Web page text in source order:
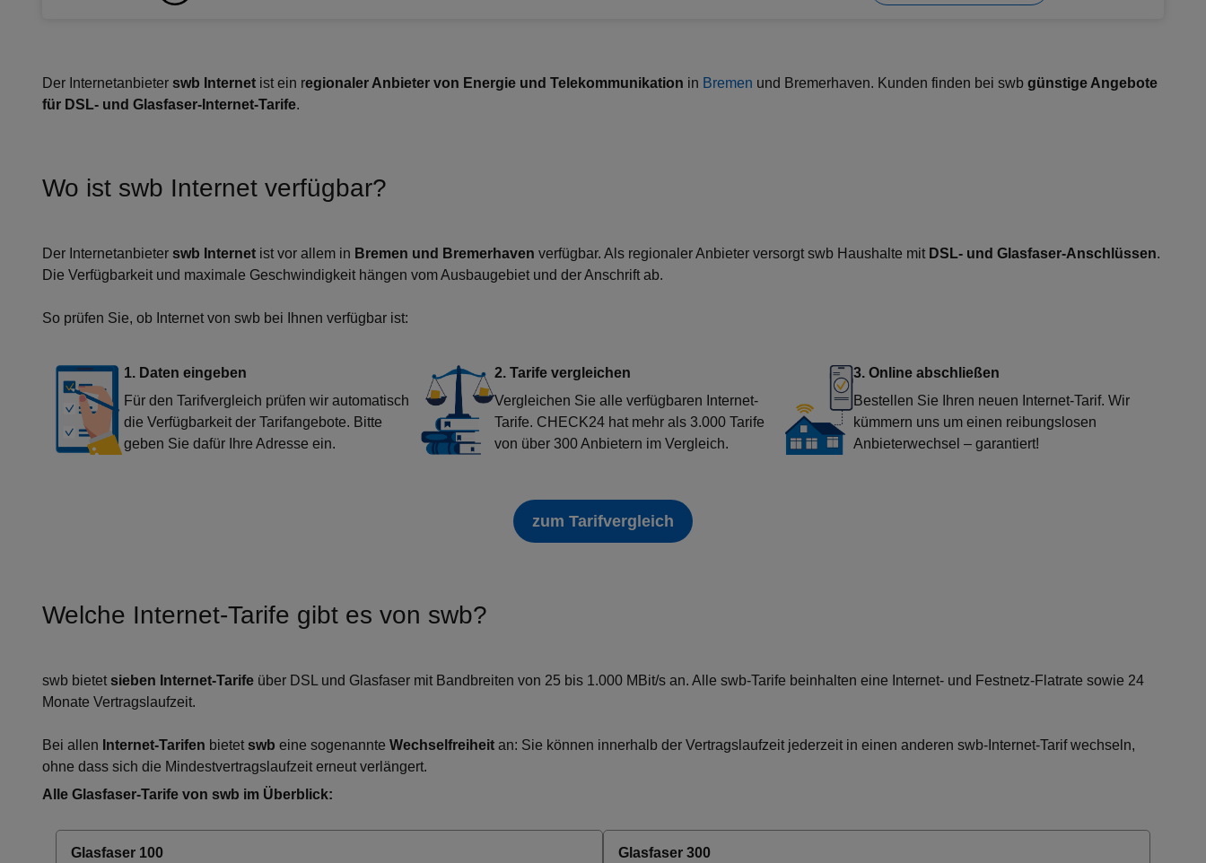
Der Internetanbieter swb Internet ist ein regionaler Anbieter von Energie und Telekommunikation in Bremen und Bremerhaven. Kunden finden bei swb günstige Angebote
für DSL- und Glasfaser-Internet-Tarife.
Wo ist swb Internet verfügbar?
Der Internetanbieter swb Internet ist vor allem in Bremen und Bremerhaven verfügbar. Als regionaler Anbieter versorgt swb Haushalte mit DSL- und Glasfaser-Anschlüssen.
Die Verfügbarkeit und maximale Geschwindigkeit hängen vom Ausbaugebiet und der Anschrift ab.
So prüfen Sie, ob Internet von swb bei Ihnen verfügbar ist:
1. Daten eingeben
Für den Tarifvergleich prüfen wir automatisch
die Verfügbarkeit der Tarifangebote. Bitte
geben Sie dafür Ihre Adresse ein.
2. Tarife vergleichen
Vergleichen Sie alle verfügbaren Internet-
Tarife. CHECK24 hat mehr als 3.000 Tarife
von über 300 Anbietern im Vergleich.
3. Online abschließen
Bestellen Sie Ihren neuen Internet-Tarif. Wir
kümmern uns um einen reibungslosen
Anbieterwechsel – garantiert!
zum Tarifvergleich
Welche Internet-Tarife gibt es von swb?
swb bietet sieben Internet-Tarife über DSL und Glasfaser mit Bandbreiten von 25 bis 1.000 MBit/s an. Alle swb-Tarife beinhalten eine Internet- und Festnetz-Flatrate sowie 24
Monate Vertragslaufzeit.
Bei allen Internet-Tarifen bietet swb eine sogenannte Wechselfreiheit an: Sie können innerhalb der Vertragslaufzeit jederzeit in einen anderen swb-Internet-Tarif wechseln,
ohne dass sich die Mindestvertragslaufzeit erneut verlängert.
Alle Glasfaser-Tarife von swb im Überblick:
Glasfaser 100 Glasfaser 300